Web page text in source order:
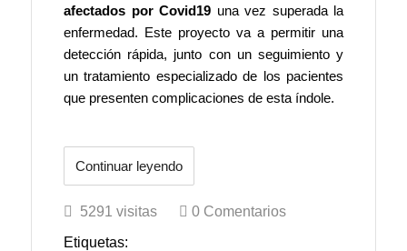
afectados por Covid19 una vez superada la
enfermedad. Este proyecto va a permitir una
detección rápida, junto con un seguimiento y
un tratamiento especializado de los pacientes
que presenten complicaciones de esta índole.
Continuar leyendo
5291 visitas
0 Comentarios
Etiquetas: